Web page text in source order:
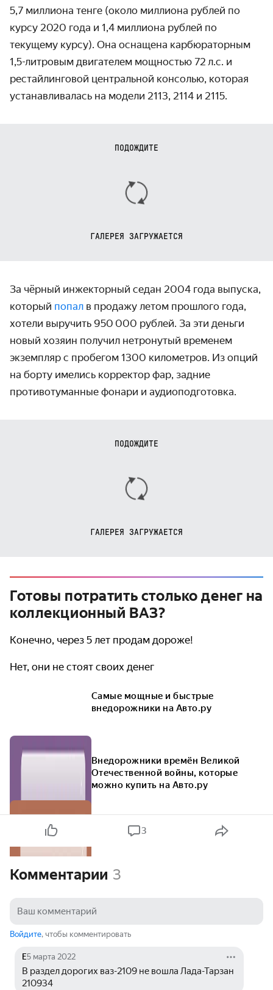
5,7 миллиона тенге (около миллиона рублей по
курсу 2020 года и 1,4 миллиона рублей по
текущему курсу). Она оснащена карбюраторным
1,5-литровым двигателем мощностью 72 л.с. и
рестайлинговой центральной консолью, которая
устанавливалась на модели 2113, 2114 и 2115.
ПОДОЖДИТЕ
ГАЛЕРЕЯ ЗАГРУЖАЕТСЯ
За чёрный инжекторный седан 2004 года выпуска,
который попал в продажу летом прошлого года,
хотели выручить 950 000 рублей. За эти деньги
новый хозяин получил нетронутый временем
экземпляр с пробегом 1300 километров. Из опций
на борту имелись корректор фар, задние
противотуманные фонари и аудиоподготовка.
ПОДОЖДИТЕ
ГАЛЕРЕЯ ЗАГРУЖАЕТСЯ
Готовы потратить столько денег на
коллекционный ВАЗ?
Конечно, через 5 лет продам дороже!
Нет, они не стоят своих денег
Самые мощные и быстрые
внедорожники на Авто.ру
Внедорожники времён Великой
Отечественной войны, которые
можно купить на Авто.ру
3
Комментарии 3
Войдите, чтобы комментировать
Е5 марта 2022
В раздел дорогих ваз-2109 не вошла Лада-Тарзан
210934